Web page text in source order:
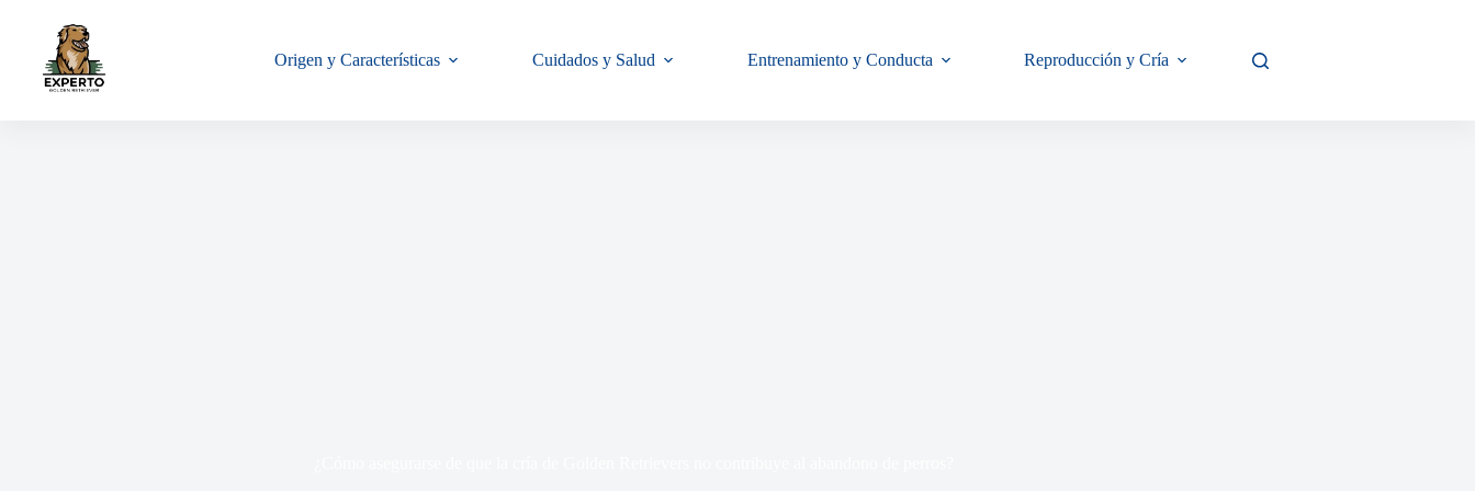
Origen y Características Cuidados y Salud Entrenamiento y Conducta Reproducción y Cría